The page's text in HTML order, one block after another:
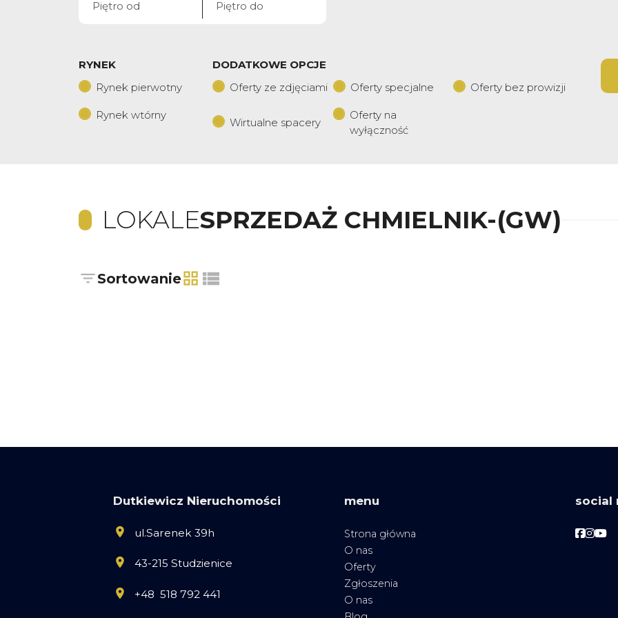
RYNEK
Rynek pierwotny
Rynek wtórny
DODATKOWE OPCJE
Oferty ze zdjęciami
Oferty specjalne Oferty bez prowizji
Wirtualne spacery
Oferty na
wyłączność
LOKALESPRZEDAŻ CHMIELNIK-(GW)
Sortowanie
tabela
lista
Dutkiewicz Nieruchomości
ul.Sarenek 39h
43-215 Studzienice
+48 518 792 441
menu
Strona główna
O nas
Oferty
Zgłoszenia
O nas
social